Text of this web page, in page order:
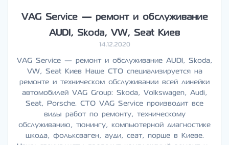
VAG Service — ремонт и обслуживание
AUDI, Skoda, VW, Seat Киев
14.12.2020
VAG Service — ремонт и обслуживание AUDI, Skoda,
VW, Seat Киев Наше СТО специализируется на
ремонте и техническом обслуживании всей линейки
автомобилей VAG Group: Skoda, Volkswagen, Audi,
Seat, Porsche. СТО VAG Service производит все
виды работ по ремонту, техническому
обслуживанию, тюнингу, компьютерной диагностике
шкода, фольксваген, ауди, сеат, порше в Киеве.